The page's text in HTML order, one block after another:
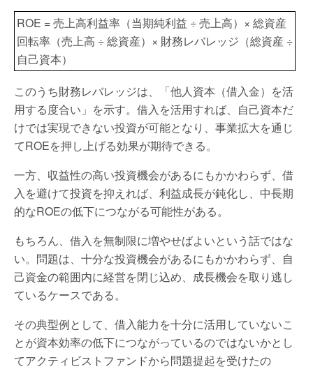
ROE = 売上高利益率（当期純利益 ÷ 売上高）× 総資産
回転率（売上高 ÷ 総資産）× 財務レバレッジ（総資産 ÷
自己資本）
このうち財務レバレッジは、「他人資本（借入金）を活
用する度合い」を示す。借入を活用すれば、自己資本だ
けでは実現できない投資が可能となり、事業拡大を通じ
てROEを押し上げる効果が期待できる。
一方、収益性の高い投資機会があるにもかかわらず、借
入を避けて投資を抑えれば、利益成長が鈍化し、中長期
的なROEの低下につながる可能性がある。
もちろん、借入を無制限に増やせばよいという話ではな
い。問題は、十分な投資機会があるにもかかわらず、自
己資金の範囲内に経営を閉じ込め、成長機会を取り逃し
ているケースである。
その典型例として、借入能力を十分に活用していないこ
とが資本効率の低下につながっているのではないかとし
てアクティビストファンドから問題提起を受けたの